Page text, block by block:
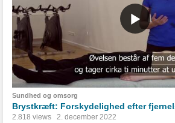
Sundhed og omsorg
Brystkræft: Forskydelighed efter
2.818 views 2. december 2022